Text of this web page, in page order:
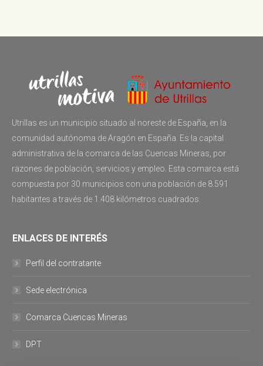
Utrillas es un municipio situado al noreste de España, en la
comunidad autónoma de Aragón en España. Es la capital
administrativa de la comarca de las Cuencas Mineras, por
razones de población, servicios y empleo. Esta comarca está
compuesta por 30 municipios con una población de 8.591
habitantes a través de 1.408 kilómetros cuadrados.
ENLACES DE INTERÉS
Perfil del contratante
Sede electrónica
Comarca Cuencas Mineras
DPT